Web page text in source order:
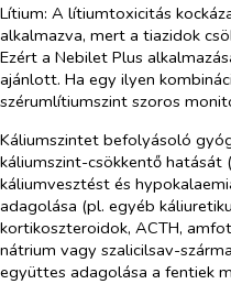
Lítium: A lítiumtoxicitás
alkalmazva, mert a tiazidok
Ezért a Nebilet Plus
ajánlott. Ha egy ilyen
szérumlítiumszint szoros
Káliumszintet befolyásoló
káliumszint-csökkentő
káliumvesztést és
adagolása (pl. egyéb
kortikoszteroidok, ACTH,
nátrium vagy szalicilsav-
együttes adagolása a fentiek